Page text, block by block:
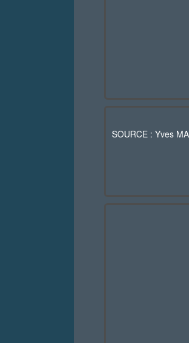
SOURCE : Yves